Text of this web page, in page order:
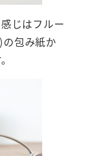
じはフルー
の包み紙か